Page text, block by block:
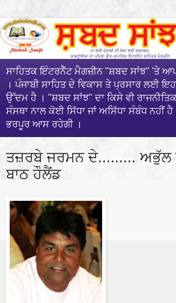
ਸਾਹਿਤਕ ਇੰਟਰਨੈੱਟ ਮੈਗਜ਼ੀਨ "ਸ਼ਬਦ ਸਾਂਝ" 'ਤੇ
। ਪੰਜਾਬੀ ਸਾਹਿਤ ਦੇ ਵਿਕਾਸ ਤੇ ਪ੍ਰਸਾਰ ਲਈ
ਉੱਦਮ ਹੈ । "ਸ਼ਬਦ ਸਾਂਝ" ਦਾ ਕਿਸੇ ਵੀ
ਸੰਸਥਾ ਨਾਲ ਕੋਈ ਸਿੱਧਾ ਜਾਂ ਅਸਿੱਧਾ ਸੰਬੰਧ ਨਹੀਂ
ਭਰਪੂਰ ਆਸ ਰਹੇਗੀ ।
ਤਜ਼ਰਬੇ ਜਰਮਨ ਦੇ......... ਅਭੁੱਲ
ਬਾਠ ਹੌਲੈਂਡ